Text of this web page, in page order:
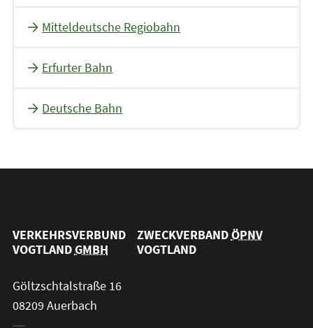
Mitteldeutsche Regiobahn
Erfurter Bahn
Deutsche Bahn
VERKEHRSVERBUND
VOGTLANDGMBH
ZWECKVERBANDÖPNV
VOGTLAND
Göltzschtalstraße 16
08209 Auerbach